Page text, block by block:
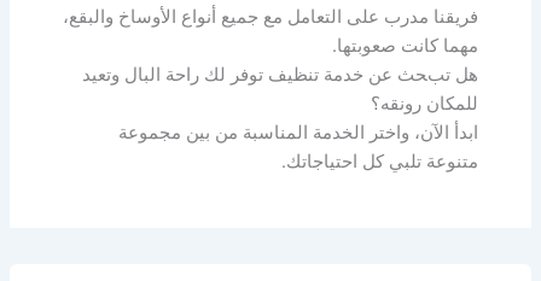
فريقنا مدرب على التعامل مع جميع أنواع الأوساخ والبقع،
مهما كانت صعوبتها.
هل تبحث عن خدمة تنظيف توفر لك راحة البال وتعيد
للمكان رونقه؟
ابدأ الآن، واختر الخدمة المناسبة من بين مجموعة
متنوعة تلبي كل احتياجاتك.